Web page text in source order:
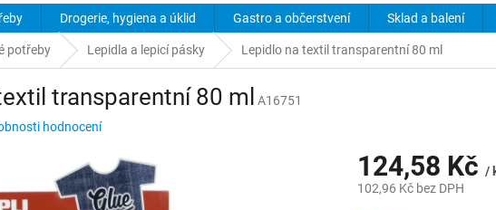
Drogerie, hygiena a úklid Gastro a občerstvení Sklad a balení
potřeby Lepidla a lepicí pásky Lepidlo na textil transparentní 80 ml
transparentní 80 ml
A16751
hodnocení
124,58 Kč /
102,96 Kč bez DPH